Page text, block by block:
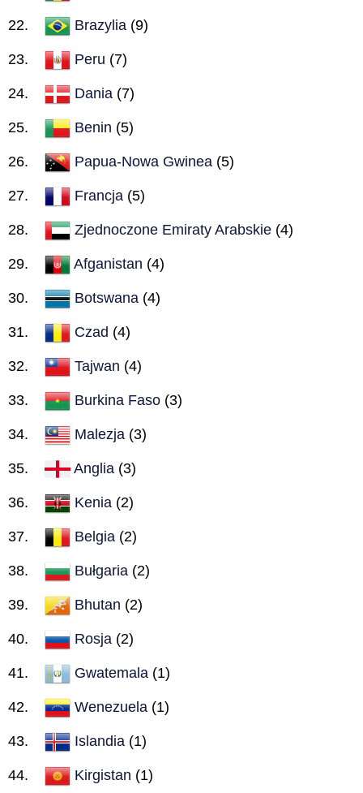
Brazylia (9)
Peru (7)
Dania (7)
Benin (5)
Papua-Nowa Gwinea (5)
Francja (5)
Zjednoczone Emiraty Arabskie (4)
Afganistan (4)
Botswana (4)
Czad (4)
Tajwan (4)
Burkina Faso (3)
Malezja (3)
Anglia (3)
Kenia (2)
Belgia (2)
Bułgaria (2)
Bhutan (2)
Rosja (2)
Gwatemala (1)
Wenezuela (1)
Islandia (1)
Kirgistan (1)